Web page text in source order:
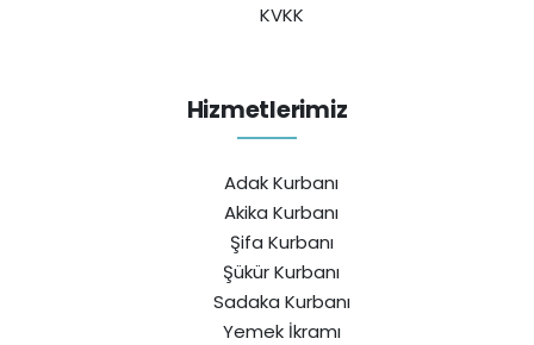
KVKK
Hizmetlerimiz
Adak Kurbanı
Akika Kurbanı
Şifa Kurbanı
Şükür Kurbanı
Sadaka Kurbanı
Yemek İkramı